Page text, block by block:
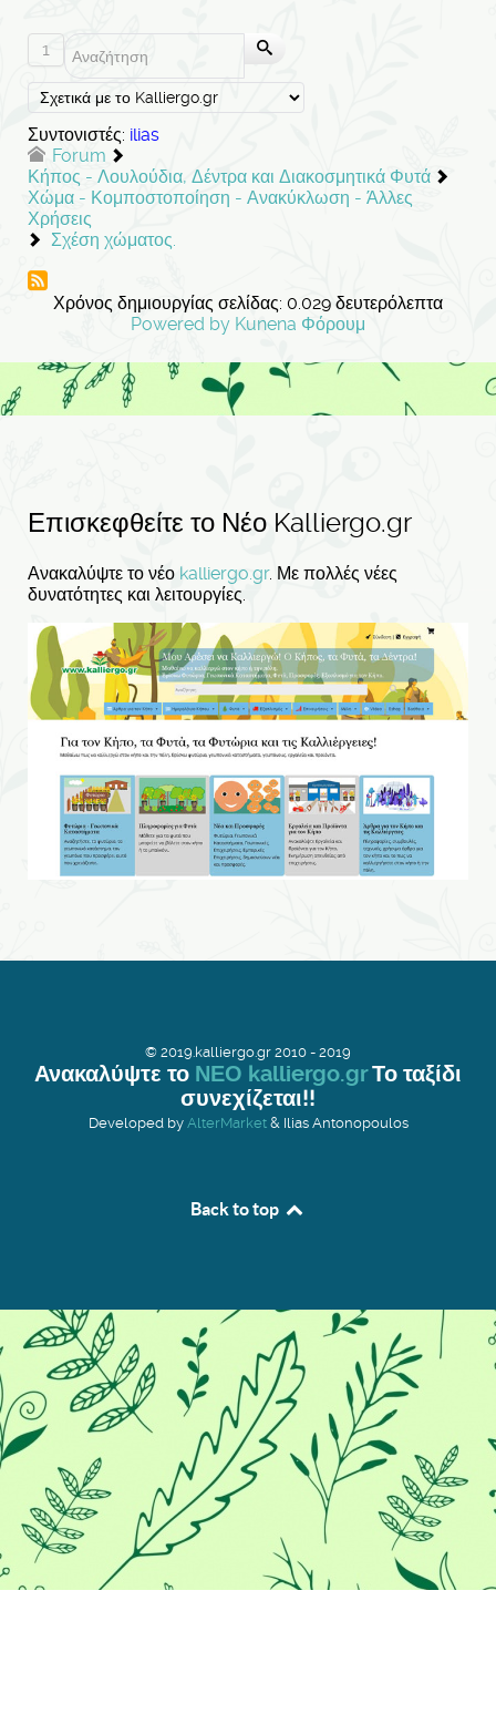
1
Συντονιστές: ilias
Forum
Κήπος - Λουλούδια, Δέντρα και Διακοσμητικά Φυτά
Χώμα - Κομποστοποίηση - Ανακύκλωση - Άλλες
Χρήσεις
Σχέση χώματος.
Χρόνος δημιουργίας σελίδας: 0.029 δευτερόλεπτα
Powered by Kunena Φόρουμ
Επισκεφθείτε το Νέο Kalliergo.gr
Ανακαλύψτε το νέο kalliergo.gr. Με πολλές νέες
δυνατότητες και λειτουργίες.
© 2019.kalliergo.gr 2010 - 2019
Ανακαλύψτε το ΝΕΟ kalliergo.grΤο ταξίδι
συνεχίζεται!!
Developed by AlterMarket& Ilias Antonopoulos
Back to top